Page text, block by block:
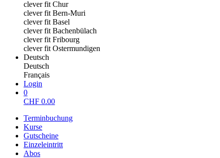
clever fit Chur
clever fit Bern-Muri
clever fit Basel
clever fit Bachenbülach
clever fit Fribourg
clever fit Ostermundigen
Deutsch
Deutsch
Français
Login
0
CHF 0.00
Terminbuchung
Kurse
Gutscheine
Einzeleintritt
Abos